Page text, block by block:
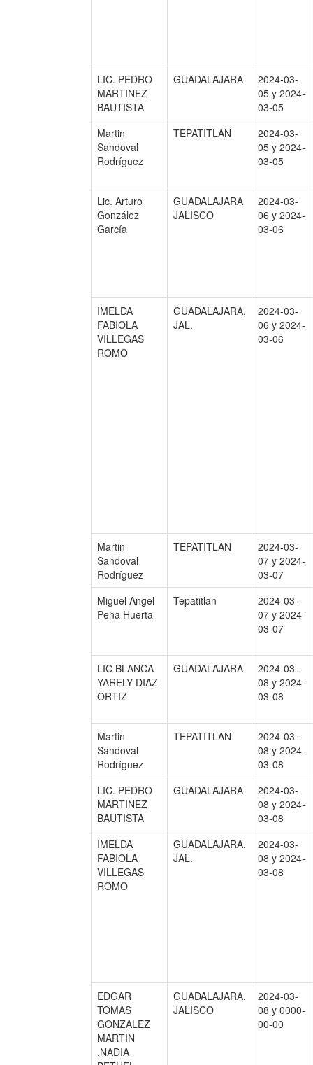
LIC. PEDRO
MARTINEZ
BAUTISTA
GUADALAJARA
2024-03-
05 y 2024-
03-05
Martin
Sandoval
Rodríguez
TEPATITLAN
2024-03-
05 y 2024-
03-05
Lic. Arturo
González
García
GUADALAJARA
JALISCO
2024-03-
06 y 2024-
03-06
IMELDA
FABIOLA
VILLEGAS
ROMO
GUADALAJARA,
JAL.
2024-03-
06 y 2024-
03-06
Martin
Sandoval
Rodríguez
TEPATITLAN
2024-03-
07 y 2024-
03-07
Miguel Angel
Peña Huerta
Tepatitlan
2024-03-
07 y 2024-
03-07
LIC BLANCA
YARELY DIAZ
ORTIZ
GUADALAJARA
2024-03-
08 y 2024-
03-08
Martin
Sandoval
Rodríguez
TEPATITLAN
2024-03-
08 y 2024-
03-08
LIC. PEDRO
MARTINEZ
BAUTISTA
GUADALAJARA
2024-03-
08 y 2024-
03-08
IMELDA
FABIOLA
VILLEGAS
ROMO
GUADALAJARA,
JAL.
2024-03-
08 y 2024-
03-08
EDGAR
TOMAS
GONZALEZ
MARTIN
,NADIA
GUADALAJARA,
JALISCO
2024-03-
08 y 0000-
00-00